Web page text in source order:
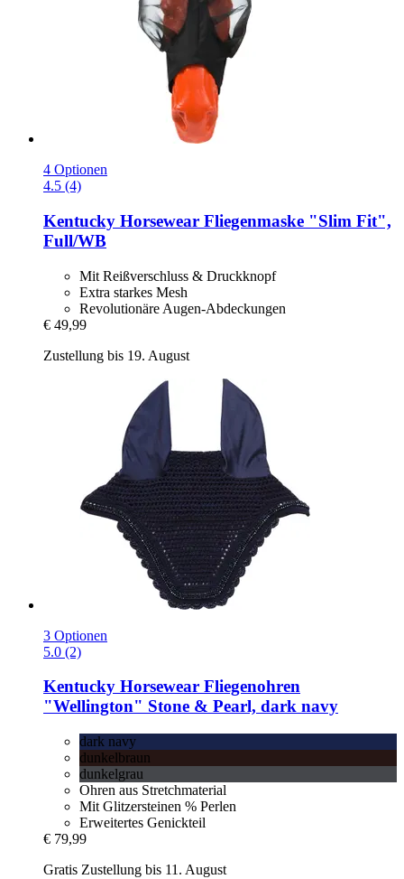
4 Optionen
4.5 (4)
Kentucky Horsewear Fliegenmaske "Slim Fit",
Full/WB
Mit Reißverschluss & Druckknopf
Extra starkes Mesh
Revolutionäre Augen-Abdeckungen
€ 49,99
Zustellung bis 19. August
3 Optionen
5.0 (2)
Kentucky Horsewear Fliegenohren
"Wellington" Stone & Pearl, dark navy
dark navy
dunkelbraun
dunkelgrau
Ohren aus Stretchmaterial
Mit Glitzersteinen % Perlen
Erweitertes Genickteil
€ 79,99
Gratis Zustellung bis 11. August